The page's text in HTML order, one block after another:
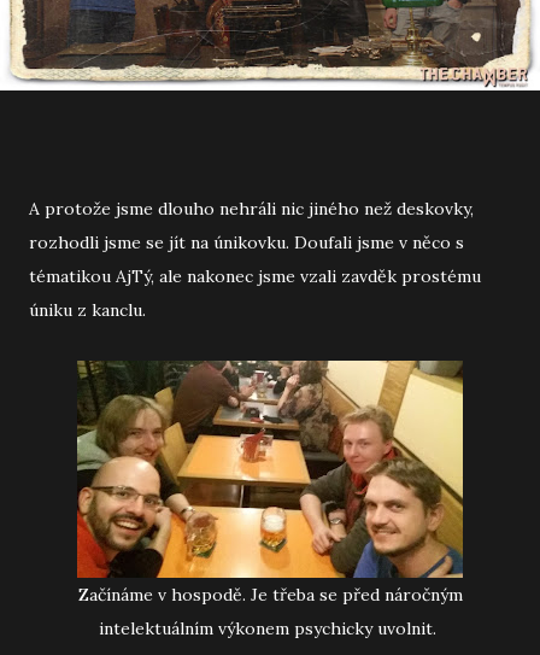
A protože jsme dlouho nehráli nic jiného než deskovky,
rozhodli jsme se jít na únikovku. Doufali jsme v něco s
tématikou AjTý, ale nakonec jsme vzali zavděk prostému
úniku z kanclu.
Začínáme v hospodě. Je třeba se před náročným
intelektuálním výkonem psychicky uvolnit.